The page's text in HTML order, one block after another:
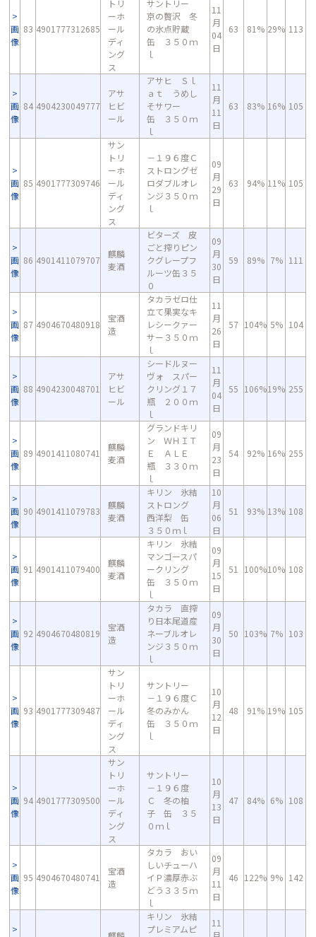
画
像
83 4901777312685
トリ
ーホ
ール
ディ
ング
ス
サントリー
京の贅沢 冬
の氷点貯蔵
缶 ３５０ｍ
ｌ
11
月
04
日
63 81% 29% 113
画
像
84 4904230049777
アサ
ヒビ
ール
アサヒ Ｓｌ
ａｔ うめし
そサワー
缶 ３５０ｍ
ｌ
11
月
11
日
63 83% 16% 105
画
像
85 4901777309746
サン
トリ
ーホ
ール
ディ
ング
ス
－１９６度Ｃ
ストロングゼ
ロダブルオレ
ンジ３５０ｍ
ｌ
09
月
29
日
63 94% 11% 105
画
像
86 4901411079707
麒麟
麦酒
ビターズ 皮
ごと搾りピン
クグレープフ
ルーツ缶３５
０
09
月
30
日
59 89% 7% 111
画
像
87 4904670480918
宝酒
造
タカラゼロ仕
立て果実なキ
レシークァー
サー３５０ｍ
ｌ
11
月
26
日
57 104% 5% 104
画
像
88 4904230048701
アサ
ヒビ
ール
シードルヌー
ヴォ スパー
クリング１７
瓶 ２００ｍ
ｌ
11
月
04
日
55 106%19% 255
画
像
89 4901411080741
麒麟
麦酒
グランドキリ
ン ＷＨＩＴ
Ｅ ＡＬＥ
瓶 ３３０ｍ
ｌ
09
月
23
日
54 92% 16% 255
画
像
90 4901411079783
麒麟
麦酒
キリン 氷結
ストロング
西洋梨 缶
３５０ｍｌ
10
月
06
日
51 93% 13% 108
画
像
91 4901411079400
麒麟
麦酒
キリン 氷結
マンゴースパ
ークリング
缶 ３５０ｍ
ｌ
09
月
15
日
51 100%10% 108
画
像
92 4904670480819
宝酒
造
タカラ 直搾
り日本尾道産
ネーブルオレ
ンジ３５０ｍ
ｌ
09
月
30
日
50 103% 7% 103
画
像
93 4901777309487
サン
トリ
ーホ
ール
ディ
ング
ス
サントリー
－１９６度Ｃ
冬のみかん
缶 ３５０ｍ
ｌ
10
月
12
日
48 91% 19% 105
画
像
94 4901777309500
サン
トリ
ーホ
ール
ディ
ング
ス
サントリー
－１９６度
Ｃ 冬の柚
子 缶 ３５
０ｍｌ
10
月
13
日
47 84% 6% 108
画
像
95 4904670480741
宝酒
造
タカラ おい
しいチューハ
イＰ濃厚赤ぶ
どう３３５ｍ
ｌ
09
月
11
日
46 122% 9% 142
キリン 氷結
プレミアムピ
11